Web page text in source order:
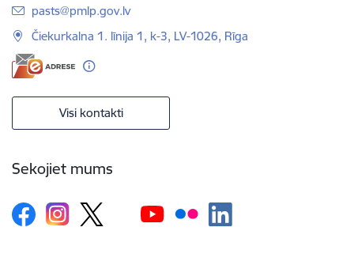
E-pasts:
pasts@pmlp.gov.lv
Čiekurkalna 1. līnija 1, k-3, LV-1026, Rīga
Visi kontakti
Sekojiet mums